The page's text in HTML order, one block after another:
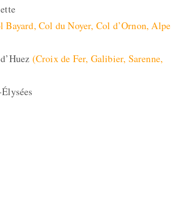
Bayard, Col du Noyer, Col d’Ornon, Alpe
(Croix de Fer, Galibier, Sarenne,